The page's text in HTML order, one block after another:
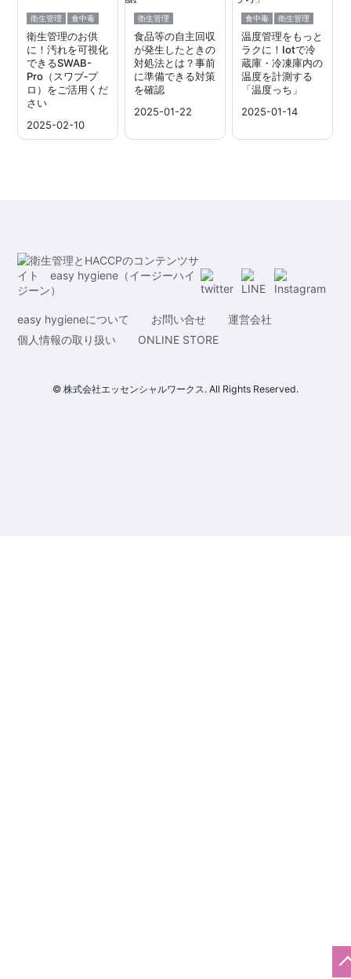
衛生管理 食中毒
衛生管理のお供
に！汚れを可視化
できるSWAB-
Pro（スワブ‐プ
ロ）をご活用くだ
さい
2025-02-10
衛生管理
食品等の自主回収
が発生したときの
対処法とは？事前
に準備できる対策
を確認
2025-01-22
食中毒 衛生管理
温度管理をもっと
ラクに！Iotで冷
蔵庫・冷凍庫内の
温度を計測する
「温度っち」
2025-01-14
easy hygieneについて お問い合せ
運営会社
個人情報の取り扱い
ONLINE STORE
© 株式会社エッセンシャルワークス. All Rights Reserved.